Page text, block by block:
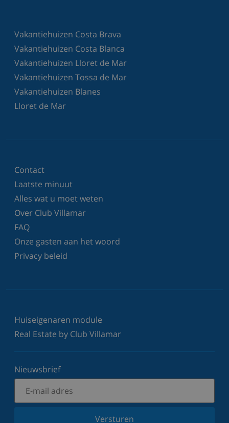
Vakantiehuizen Costa Brava
Vakantiehuizen Costa Blanca
Vakantiehuizen Lloret de Mar
Vakantiehuizen Tossa de Mar
Vakantiehuizen Blanes
Lloret de Mar
Contact
Laatste minuut
Alles wat u moet weten
Over Club Villamar
FAQ
Onze gasten aan het woord
Privacy beleid
Huiseigenaren module
Real Estate by Club Villamar
Nieuwsbrief
Versturen